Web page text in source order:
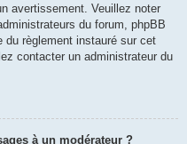
avertissement. Veuillez noter
du forum, phpBB
du règlement instauré sur cet
contacter un administrateur du
à un modérateur ?